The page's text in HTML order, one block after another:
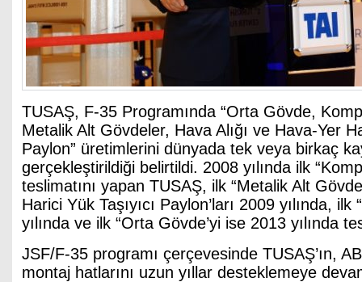
TUSAŞ, F-35 Programında “Orta Gövde,
Metalik Alt Gövdeler, Hava Alığı ve Hava-Yer
Paylon” üretimlerini dünyada tek veya birkaç
gerçekleştirildiği belirtildi. 2008 yılında ilk
teslimatını yapan TUSAŞ, ilk “Metalik Alt
Harici Yük Taşıyıcı Paylon’ları 2009 yılında, ilk
yılında ve ilk “Orta Gövde’yi ise 2013 yılında
JSF/F-35 programı çerçevesinde TUSAŞ’ın,
montaj hatlarını uzun yıllar desteklemeye